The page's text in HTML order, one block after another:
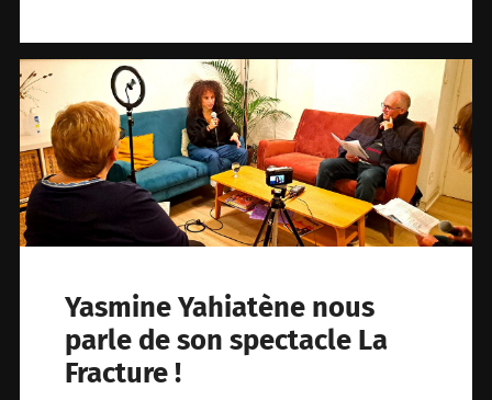
Yasmine Yahiatène nous
parle de son spectacle La
Fracture !